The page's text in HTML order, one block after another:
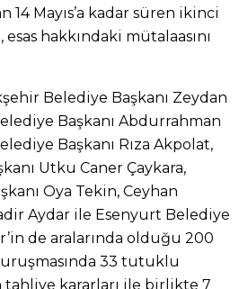
14 Mayıs’a kadar süren ikinci
esas hakkındaki mütalaasını
Belediye Başkanı Zeydan
Başkanı Abdurrahman
Başkanı Rıza Akpolat,
Utku Caner Çaykara,
Oya Tekin, Ceyhan
Aydar ile Esenyurt Belediye
de aralarında olduğu 200
33 tutuklu
kararları ile birlikte 7